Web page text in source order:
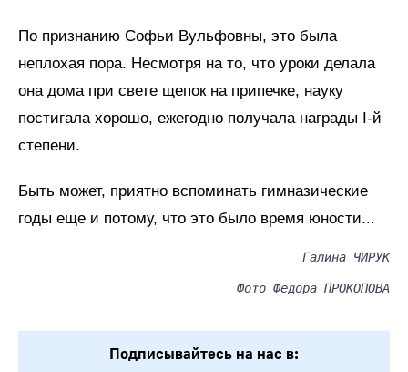
По признанию Софьи Вульфовны, это была
неплохая пора. Несмотря на то, что уроки делала
она дома при свете щепок на припечке, науку
постигала хорошо, ежегодно получала награды I-й
степени.
Быть может, приятно вспоминать гимназические
годы еще и потому, что это было время юности...
Галина ЧИРУК
Фото Федора ПРОКОПОВА
Подписывайтесь на нас в: